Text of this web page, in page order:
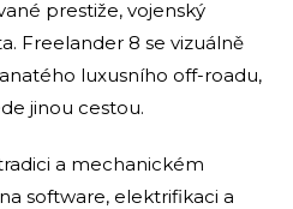
prestiže, vojenský
Freelander 8 se vizuálně
luxusního off-roadu,
jinou cestou.
a mechanickém
software, elektrifikaci a